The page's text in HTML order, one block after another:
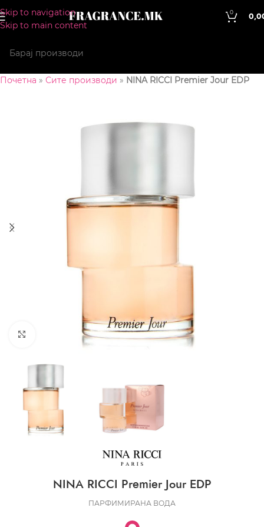
Skip to navigation
Skip to main content
0
Почетна » Сите производи » NINA RICCI Premier Jour EDP
CLICK TO ENLARGE
NINA RICCI Premier Jour EDP
ПАРФИМИРАНА ВОДА